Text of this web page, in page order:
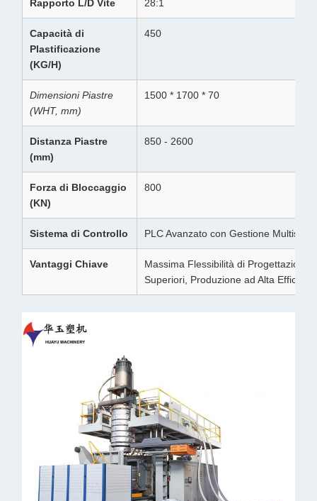
Rapporto L/D Vite 28:1
Capacità di
Plastificazione
(KG/H)
450
Dimensioni Piastre
(WHT, mm)
1500 * 1700 * 70
Distanza Piastre
(mm)
850 - 2600
Forza di Bloccaggio
(KN)
800
Sistema di Controllo PLC Avanzato con Gestione
Vantaggi Chiave
Massima Flessibilità di
Superiori, Produzione ad Alta